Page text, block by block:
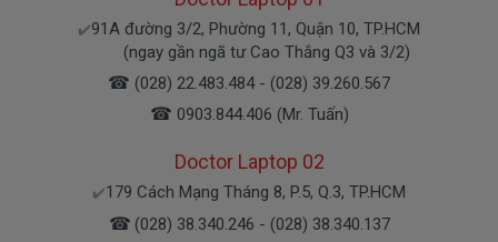
( sạc Oem sạc thay thế của hãng thứ
3 sàn xuất nhé )
Dell Vostrochính hãng Giá bạn mua
( sạc chính hãng này là hàng xách tay
về nhé )
✔️91A đường 3/2, Phường 11, Quận 10, TP.HCM
(ngay gần ngã tư Cao Thắng Q3 và 3/2)
☎ (028) 22.483.484 - (028) 39.260.567
☎ 0903.844.406 (Mr. Tuấn)
Doctor Laptop 02
✔️179 Cách Mạng Tháng 8, P.5, Q.3, TP.HCM
☎ (028) 38.340.246 - (028) 38.340.137